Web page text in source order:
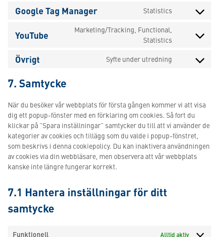
service
Google Tag Manager Statistics
Consent
service
manager
YouTube
Marketing/Tracking, Functional,
Statistics
Consent
service
Övrigt Syfte under utredning
Consent
7. Samtycke
När du besöker vår webbplats för första gången kommer vi att visa
dig ett popup-fönster med en förklaring om cookies. Så fort du
klickar på ”Spara inställningar” samtycker du till att vi använder de
kategorier av cookies och tillägg som du valde i popup-fönstret,
som beskrivs i denna cookiepolicy. Du kan inaktivera användningen
av cookies via din webbläsare, men observera att vår webbplats
kanske inte längre fungerar korrekt.
7.1 Hantera inställningar för ditt
samtycke
Funktionell Alltid aktiv